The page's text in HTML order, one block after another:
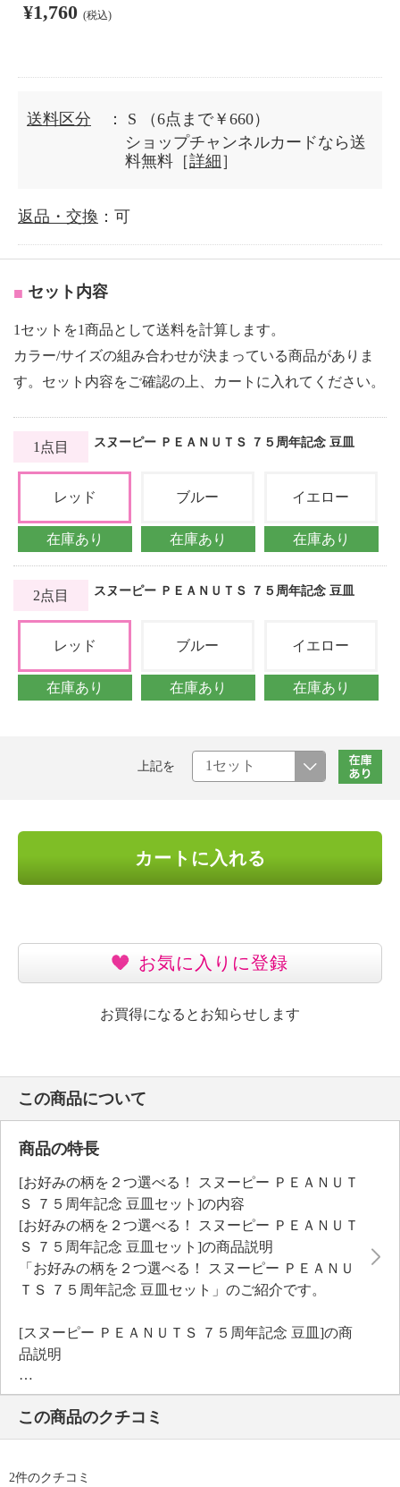
¥1,760 (税込)
送料区分 ： S
（6点まで￥660）
ショップチャンネルカードなら送
料無料［詳細 ］
返品・交換 ：可
セット内容
1セットを1商品として送料を計算します。
カラー/サイズの組み合わせが決まっている商品がありま
す。セット内容をご確認の上、カートに入れてください。
1点目 スヌーピー ＰＥＡＮＵＴＳ ７５周年記念 豆皿
レッド
在庫あり
ブルー
在庫あり
イエロー
在庫あり
2点目 スヌーピー ＰＥＡＮＵＴＳ ７５周年記念 豆皿
レッド
在庫あり
ブルー
在庫あり
イエロー
在庫あり
上記を
カートに入れる
お気に入りに登録
お買得になるとお知らせします
この商品について
商品の特長
[お好みの柄を２つ選べる！ スヌーピー ＰＥＡＮＵＴ
Ｓ ７５周年記念 豆皿セット]の内容
[お好みの柄を２つ選べる！ スヌーピー ＰＥＡＮＵＴ
Ｓ ７５周年記念 豆皿セット]の商品説明
「お好みの柄を２つ選べる！ スヌーピー ＰＥＡＮＵ
ＴＳ ７５周年記念 豆皿セット」のご紹介です。
[スヌーピー ＰＥＡＮＵＴＳ ７５周年記念 豆皿]の商
品説明
世界中で愛されるＰＥＡＮＵＴＳの７５周年を記念し
た特別な豆皿です。
小さなおつまみやお菓子、ちょっとした薬味入れなど
さまざまな用途で活躍する使い勝手の良さも魅力で
スヌーピーファンはもちろん、かわいい食器がお好き
この商品のクチコミ
2件のクチコミ